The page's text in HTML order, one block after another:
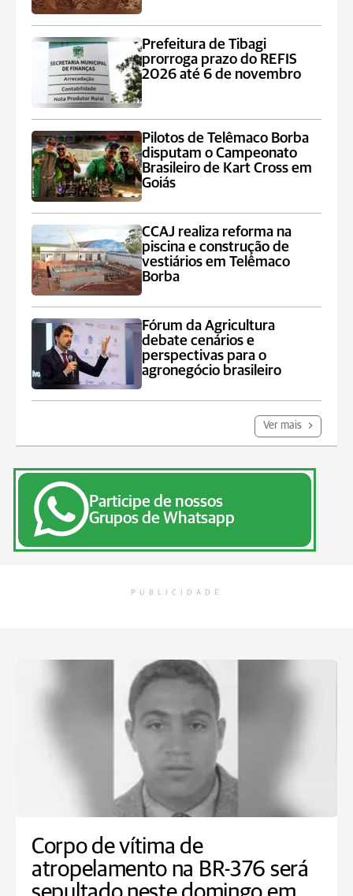
Prefeitura de Tibagi
prorroga prazo do REFIS
2026 até 6 de novembro
Pilotos de Telêmaco Borba
disputam o Campeonato
Brasileiro de Kart Cross em
Goiás
CCAJ realiza reforma na
piscina e construção de
vestiários em Telêmaco
Borba
Fórum da Agricultura
debate cenários e
perspectivas para o
agronegócio brasileiro
Ver mais
Participe de nossos
Grupos de Whatsapp
PUBLICIDADE
Corpo de vítima de
atropelamento na BR-376 será